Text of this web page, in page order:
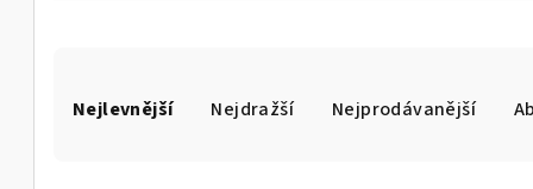
aNejlevnější Nejdražší Nejprodávanější